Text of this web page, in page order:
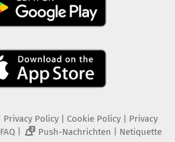
Privacy Policy| Cookie Policy| Privacy
FAQ| 2 Push-Nachrichten Netiquette